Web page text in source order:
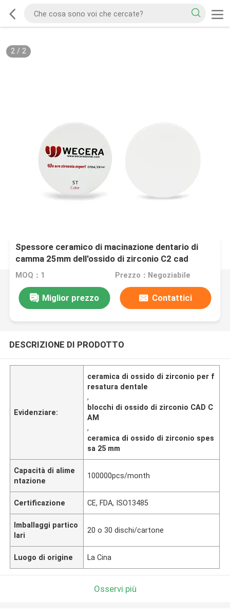
2/ 2
Spessore ceramico di macinazione dentario di
camma 25mm dell'ossido di zirconio C2 cad
MOQ：1 Prezzo：Negoziabile
Miglior prezzo Contattici
DESCRIZIONE DI PRODOTTO
Evidenziare:
ceramica di ossido di zirconio per f
resatura dentale
,
blocchi di ossido di zirconio CAD C
AM
,
ceramica di ossido di zirconio spes
sa 25 mm
Capacità di alime
ntazione
100000pcs/month
Certificazione CE, FDA, ISO13485
Imballaggi partico
lari
20 o 30 dischi/cartone
Luogo di origine La Cina
Osservi più